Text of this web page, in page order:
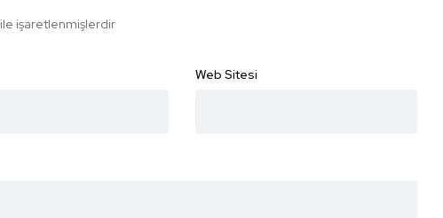
ile işaretlenmişlerdir
Web Sitesi